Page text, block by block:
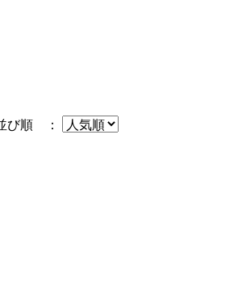
び順 ：